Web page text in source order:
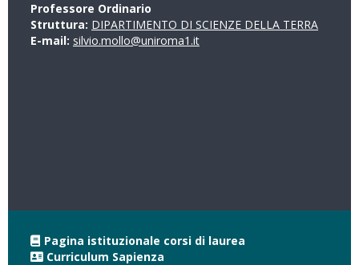
Professore Ordinario
Struttura: DIPARTIMENTO DI SCIENZE DELLA TERRA
E-mail: silvio.mollo@uniroma1.it
Pagina istituzionale corsi di laurea
Curriculum Sapienza